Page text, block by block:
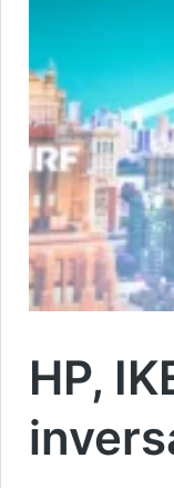
HP,